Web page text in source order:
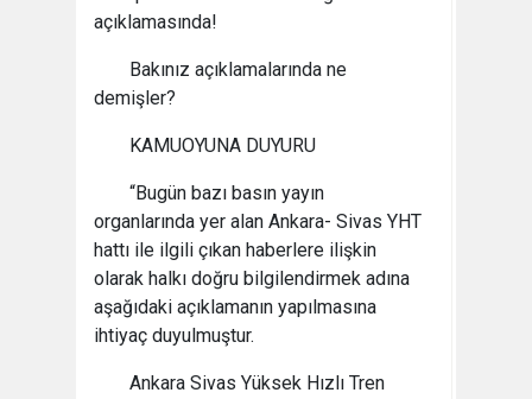
açıklamasında!
Bakınız açıklamalarında ne
demişler?
KAMUOYUNA DUYURU
“Bugün bazı basın yayın
organlarında yer alan Ankara- Sivas YHT
hattı ile ilgili çıkan haberlere ilişkin
olarak halkı doğru bilgilendirmek adına
aşağıdaki açıklamanın yapılmasına
ihtiyaç duyulmuştur.
Ankara Sivas Yüksek Hızlı Tren